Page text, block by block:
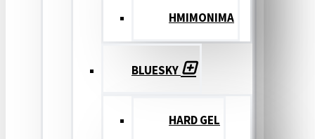
ΗΜΙΜΟΝΙΜΑ
BLUESKY
HARD GEL